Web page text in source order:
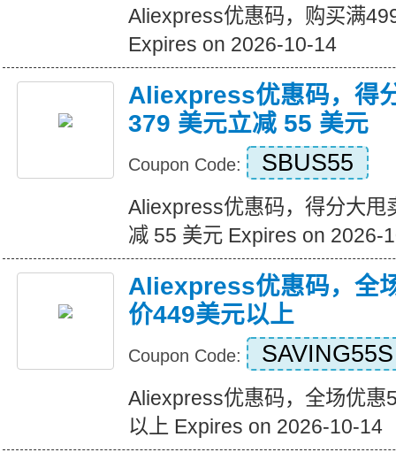
Aliexpress优惠码，购买满
Expires on 2026-10-14
Aliexpress优惠码，得
379 美元立减 55 美元
Coupon Code: SBUS55
Aliexpress优惠码，得分大甩
减 55 美元 Expires on 2026-
Aliexpress优惠码，全
价449美元以上
Coupon Code: SAVING55S
Aliexpress优惠码，全场优惠
以上 Expires on 2026-10-14